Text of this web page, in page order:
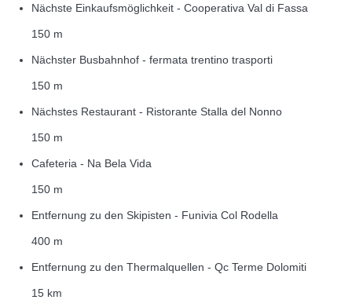
Nächste Einkaufsmöglichkeit - Cooperativa Val di Fassa
150 m
Nächster Busbahnhof - fermata trentino trasporti
150 m
Nächstes Restaurant - Ristorante Stalla del Nonno
150 m
Cafeteria - Na Bela Vida
150 m
Entfernung zu den Skipisten - Funivia Col Rodella
400 m
Entfernung zu den Thermalquellen - Qc Terme Dolomiti
15 km